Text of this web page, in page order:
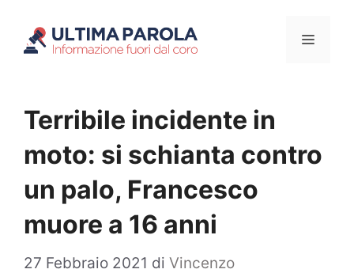
Menu
Terribile incidente in
moto: si schianta contro
un palo, Francesco
muore a 16 anni
27 Febbraio 2021 di Vincenzo